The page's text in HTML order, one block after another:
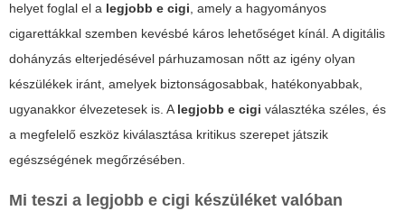
helyet foglal el a legjobb e cigi, amely a hagyományos
cigarettákkal szemben kevésbé káros lehetőséget kínál. Adigitális
dohányzás elterjedésével párhuzamosan nőtt az igény olyan
készülékek iránt, amelyek biztonságosabbak, hatékonyabbak,
ugyanakkor élvezetesek is. Alegjobb e cigi választéka széles, és
a megfelelő eszköz kiválasztása kritikus szerepet játszik
egészségének megőrzésében.
Mi teszi a legjobb e cigi készüléket valóban